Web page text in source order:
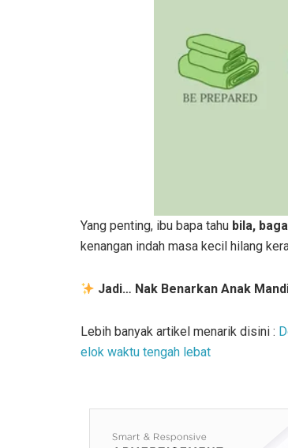
Yang penting, ibu bapa tahu bila,
kenangan indah masa kecil hilang
Jadi… Nak Benarkan Anak
Lebih banyak artikel menarik disini :
elok waktu tengah lebat